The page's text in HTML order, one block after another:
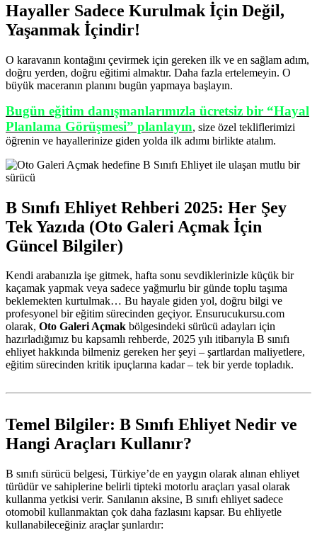
Hayaller Sadece Kurulmak İçin Değil,
Yaşanmak İçindir!
O karavanın kontağını çevirmek için gereken ilk ve en sağlam adım,
doğru yerden, doğru eğitimi almaktır. Daha fazla ertelemeyin. O
büyük maceranın planını bugün yapmaya başlayın.
Bugün eğitim danışmanlarımızla ücretsiz bir “Hayal
Planlama Görüşmesi” planlayın, size özel tekliflerimizi
öğrenin ve hayallerinize giden yolda ilk adımı birlikte atalım.
B Sınıfı Ehliyet Rehberi 2025: Her Şey
Tek Yazıda (Oto Galeri Açmak İçin
Güncel Bilgiler)
Kendi arabanızla işe gitmek, hafta sonu sevdiklerinizle küçük bir
kaçamak yapmak veya sadece yağmurlu bir günde toplu taşıma
beklemekten kurtulmak… Bu hayale giden yol, doğru bilgi ve
profesyonel bir eğitim sürecinden geçiyor. Ensurucukursu.com
olarak, Oto Galeri Açmak bölgesindeki sürücü adayları için
hazırladığımız bu kapsamlı rehberde, 2025 yılı itibarıyla B sınıfı
ehliyet hakkında bilmeniz gereken her şeyi – şartlardan maliyetlere,
eğitim sürecinden kritik ipuçlarına kadar – tek bir yerde topladık.
Temel Bilgiler: B Sınıfı Ehliyet Nedir ve
Hangi Araçları Kullanır?
B sınıfı sürücü belgesi, Türkiye’de en yaygın olarak alınan ehliyet
türüdür ve sahiplerine belirli tipteki motorlu araçları yasal olarak
kullanma yetkisi verir. Sanılanın aksine, B sınıfı ehliyet sadece
otomobil kullanmaktan çok daha fazlasını kapsar. Bu ehliyetle
kullanabileceğiniz araçlar şunlardır: